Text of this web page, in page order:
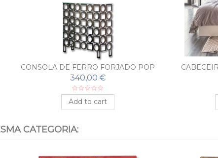
CONSOLA DE FERRO FORJADO POP
COM ESPELHO
340,00 €
Add to cart
CATEGORIA: